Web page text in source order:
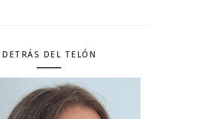
DETRÁS DEL TELÓN